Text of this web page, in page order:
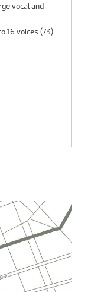
vocal and
16 voices (73)